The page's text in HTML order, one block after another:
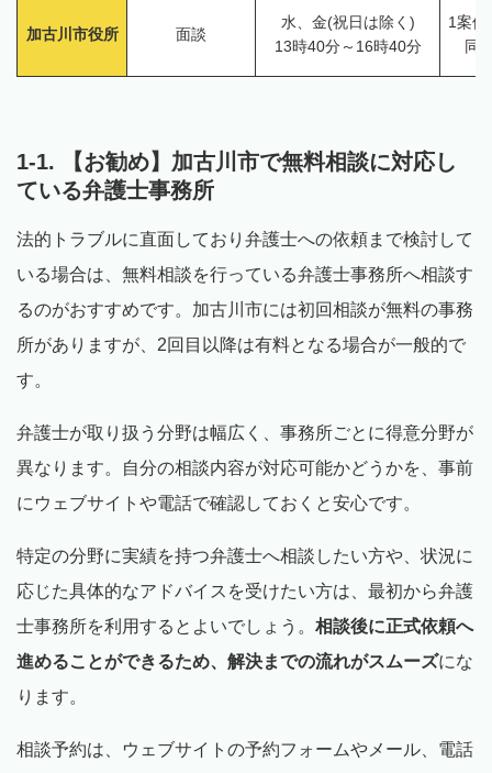
加古川市役所 面談
水、金(祝日は除く)
13時40分～16時40分
1案件
同
1-1. 【お勧め】加古川市で無料相談に対応し
ている弁護士事務所
法的トラブルに直面しており弁護士への依頼まで検討して
いる場合は、無料相談を行っている弁護士事務所へ相談す
るのがおすすめです。加古川市には初回相談が無料の事務
所がありますが、2回目以降は有料となる場合が一般的で
す。
弁護士が取り扱う分野は幅広く、事務所ごとに得意分野が
異なります。自分の相談内容が対応可能かどうかを、事前
にウェブサイトや電話で確認しておくと安心です。
特定の分野に実績を持つ弁護士へ相談したい方や、状況に
応じた具体的なアドバイスを受けたい方は、最初から弁護
士事務所を利用するとよいでしょう。 相談後に正式依頼へ
進めることができるため、解決までの流れがスムーズにな
ります。
相談予約は、ウェブサイトの予約フォームやメール、電話